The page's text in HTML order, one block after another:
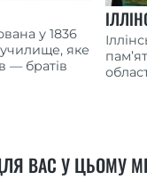
у 1836
яке
— братів
ВАС У ЦЬОМУ